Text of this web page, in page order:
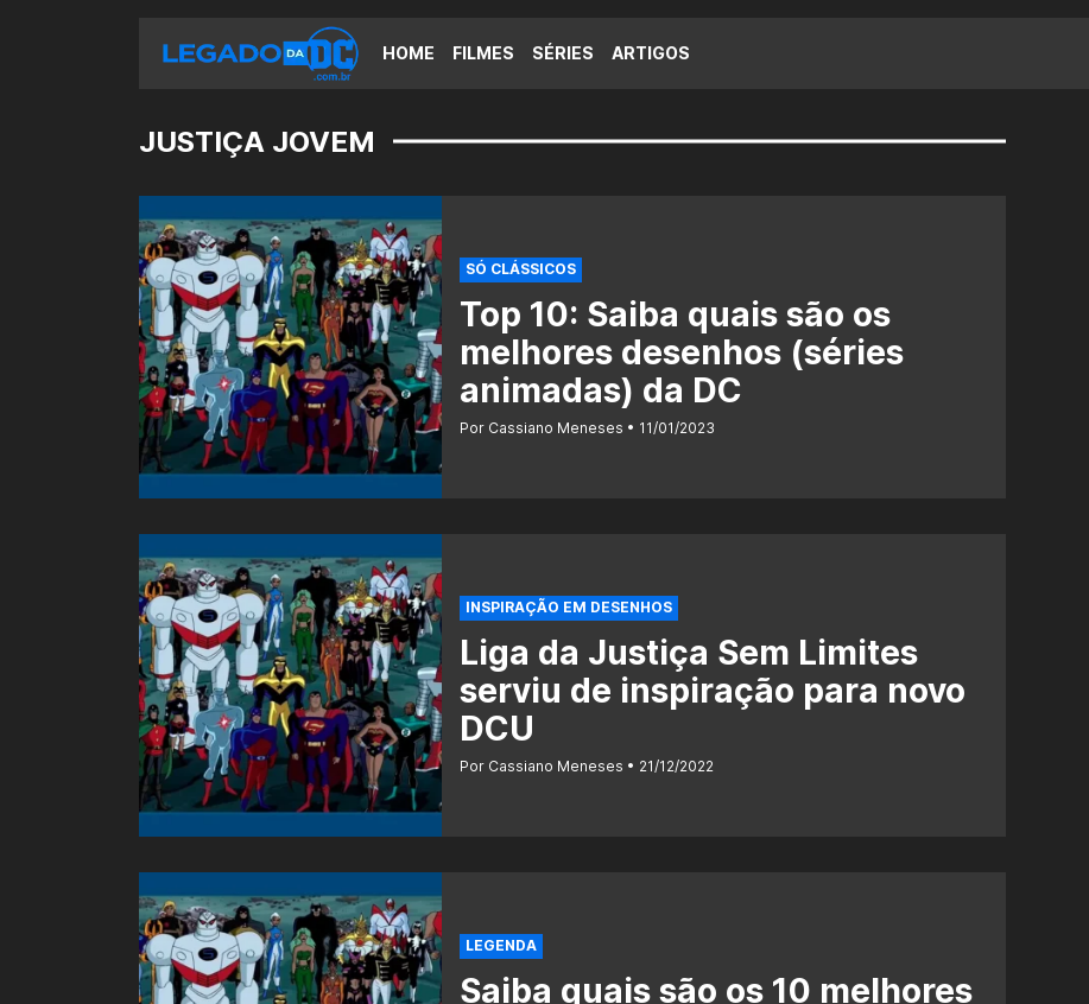
HOME FILMES SÉRIES ARTIGOS
JUSTIÇA JOVEM
SÓ CLÁSSICOS
Top 10: Saiba quais são os
melhores desenhos (séries
animadas) da DC
Por Cassiano Meneses 11/01/2023
INSPIRAÇÃO EM DESENHOS
Liga da Justiça Sem Limites
serviu de inspiração para novo
DCU
Por Cassiano Meneses 21/12/2022
LEGENDA
Saiba quais são os 10 melhores